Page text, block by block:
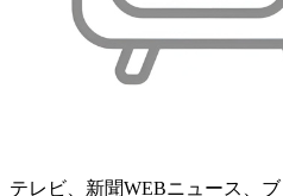
テレビ、新聞WEBニュース、